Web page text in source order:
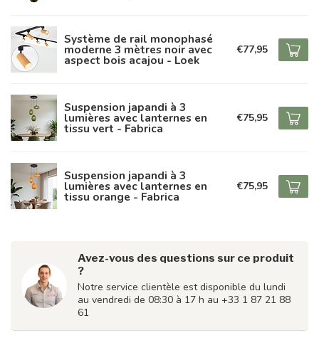
Système de rail monophasé
moderne 3 mètres noir avec
aspect bois acajou - Loek
€77,95
Suspension japandi à 3
lumières avec lanternes en
tissu vert - Fabrica
€75,95
Suspension japandi à 3
lumières avec lanternes en
tissu orange - Fabrica
€75,95
Avez-vous des questions sur ce produit
?
Notre service clientèle est disponible du lundi
au vendredi de 08:30 à 17 h au +33 1 87 21 88
61